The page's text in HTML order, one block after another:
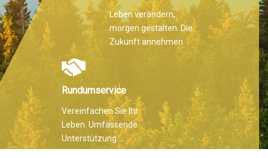
Leben verändern,
morgen gestalten. Die
Zukunft annehmen
Rundumservice
Vereinfachen Sie Ihr
Leben. Umfassende
Unterstützung.
Überragende Qualität.